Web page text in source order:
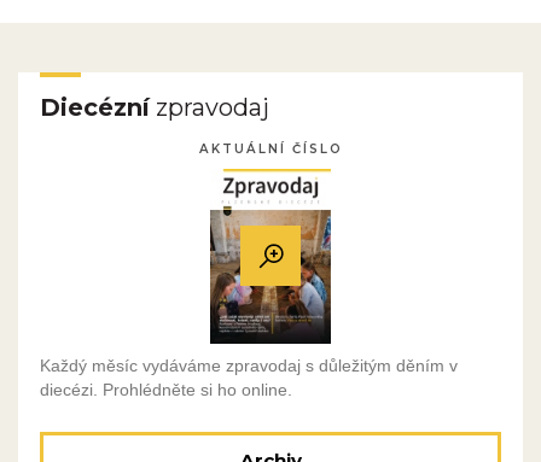
Diecéznízpravodaj
AKTUÁLNÍ ČÍSLO
Každý měsíc vydáváme zpravodaj s důležitým děním v
diecézi. Prohlédněte si ho online.